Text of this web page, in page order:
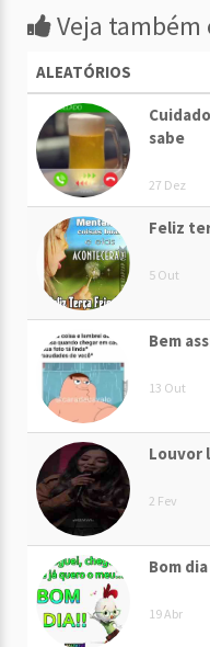
Veja também
ALEATÓRIOS
sabe
27 Dez
Feliz
5 Out
Bem
13 Out
Louvor
2 Fev
Bom dia
19 Abr